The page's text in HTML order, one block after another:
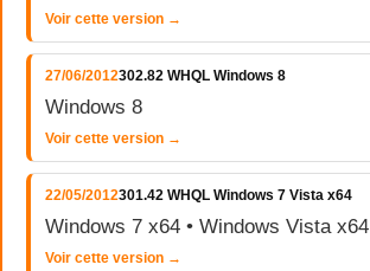
Voir cette version →
27/06/2012302.82 WHQL Windows 8
Windows 8
Voir cette version →
22/05/2012301.42 WHQL Windows 7 Vista x64
Windows 7 x64 • Windows Vista x64
Voir cette version →